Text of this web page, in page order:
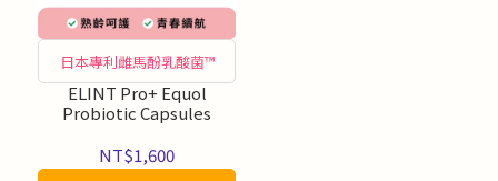
日本專利雌馬酚乳酸菌™
ELINT Pro+ Equol
Probiotic Capsules
NT$1,600